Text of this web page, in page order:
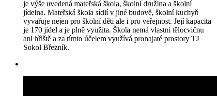
je výše uvedená mateřská škola, školní družina a školní
jídelna. Mateřská škola sídlí v jiné budově, školní kuchyň
vyvařuje nejen pro školní děti ale i pro veřejnost. Její kapacita
je 170 jídel a je plně využita. Škola nemá vlastní tělocvičnu
ani hřiště a za tímto účelem využívá pronajaté prostory TJ
Sokol Březník.